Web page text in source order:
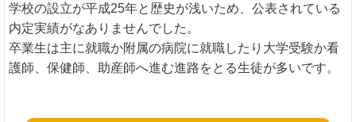
学校の設立が平成25年と歴史が浅いため、公表されている
内定実績がなありませんでした。
卒業生は主に就職か附属の病院に就職したり大学受験か看
護師、保健師、助産師へ進む進路をとる生徒が多いです。